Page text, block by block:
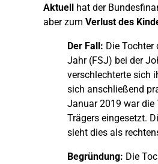
Aktuell hat der
aber zum Verlust des
Der Fall: Die Tochter
Jahr (FSJ) bei der
verschlechterte sich
sich anschließend
Januar 2019 war die
Trägers eingesetzt.
sieht dies als
Begründung: Die